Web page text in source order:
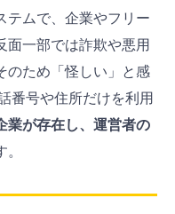
テムで、企業やフリー
面一部では詐欺や悪用
のため「怪しい」と感
番号や住所だけを利用
業が存在し、運営者の